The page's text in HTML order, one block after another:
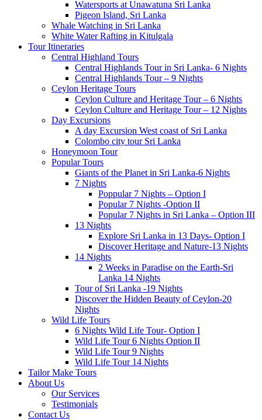
Watersports at Unawatuna Sri Lanka
Pigeon Island, Sri Lanka
Whale Watching in Sri Lanka
White Water Rafting in Kitulgala
Tour Itineraries
Central Highland Tours
Central Highlands Tour in Sri Lanka- 6 Nights
Central Highlands Tour – 9 Nights
Ceylon Heritage Tours
Ceylon Culture and Heritage Tour – 6 Nights
Ceylon Culture and Heritage Tour – 12 Nights
Day Excursions
A day Excursion West coast of Sri Lanka
Colombo city tour Sri Lanka
Honeymoon Tour
Popular Tours
Giants of the Planet in Sri Lanka-6 Nights
7 Nights
Poppular 7 Nights – Option I
Popular 7 Nights -Option II
Popular 7 Nights in Sri Lanka – Option III
13 Nights
Explore Sri Lanka in 13 Days- Option I
Discover Heritage and Nature-13 Nights
14 Nights
2 Weeks in Paradise on the Earth-Sri
Lanka 14 Nights
Tour of Sri Lanka -19 Nights
Discover the Hidden Beauty of Ceylon-20
Nights
Wild Life Tours
6 Nights Wild Life Tour- Option I
Wild Life Tour 6 Nights Option II
Wild Life Tour 9 Nights
Wild Life Tour 14 Nights
Tailor Make Tours
About Us
Our Services
Testimonials
Contact Us